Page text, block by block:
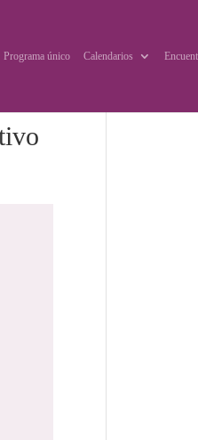
Programa único Calendarios